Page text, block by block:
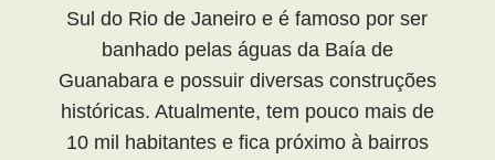
Sul do Rio de Janeiro e é famoso por ser
banhado pelas águas da Baía de
Guanabara e possuir diversas construções
históricas. Atualmente, tem pouco mais de
10 mil habitantes e fica próximo à bairros